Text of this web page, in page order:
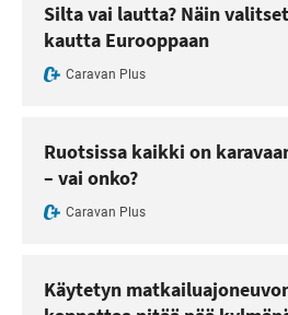
Silta vai lautta? Näin
kautta Eurooppaan
Caravan Plus
Ruotsissa kaikki on
– vai onko?
Caravan Plus
Käytetyn